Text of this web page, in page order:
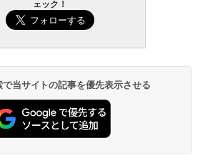
ェック！
当サイトの記事を優先表示させる